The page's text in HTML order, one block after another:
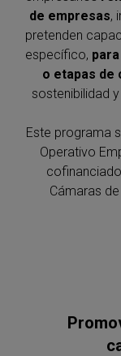
de empresas,
pretenden
específico,
o etapas de
sostenibilidad
Este programa
Operativo
Cámaras